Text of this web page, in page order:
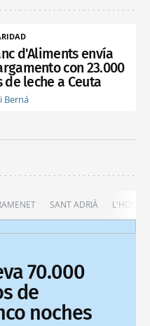
d'Aliments envía
con 23.000
de leche a Ceuta
Berná
SANT ADRIÀ
70.000
de
noches